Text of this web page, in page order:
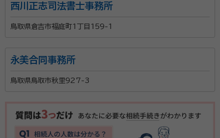
西川正志司法書士事務所
鳥取県倉吉市福庭町1丁目159-1
永美合同事務所
鳥取県鳥取市秋里927-3